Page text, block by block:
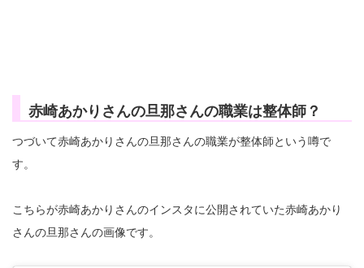
赤崎あかりさんの旦那さんの職業は整体師？
つづいて赤崎あかりさんの旦那さんの職業が整体師という噂で
す。
こちらが赤崎あかりさんのインスタに公開されていた赤崎あかり
さんの旦那さんの画像です。